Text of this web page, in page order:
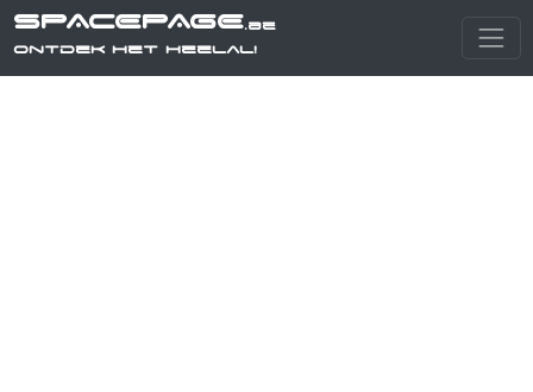
SPACEPAGE.be
Ontdek het heelal!